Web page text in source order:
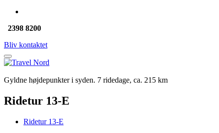
2398 8200
Bliv kontaktet
Gyldne højdepunkter i syden. 7 ridedage, ca. 215 km
Ridetur 13-E
Ridetur 13-E